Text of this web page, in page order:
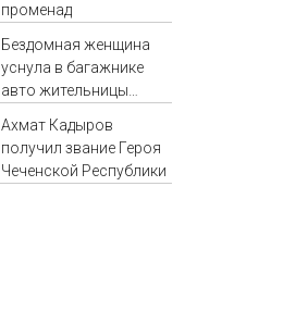
променад
Бездомная женщина
уснула в багажнике
авто жительницы
Ахмат Кадыров
получил звание Героя
Чеченской Республики